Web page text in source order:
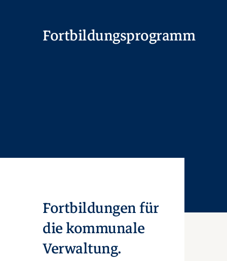
Fortbildungsprogramm
Fortbildungen für
die kommunale
Verwaltung.